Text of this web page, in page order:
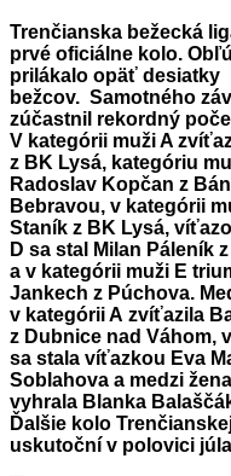
Trenčianska bežecká
prvé oficiálne kolo.
prilákalo opäť desiatky
bežcov. Samotného
zúčastnil rekordný
V kategórii muži A
z BK Lysá, kategóriu
Radoslav Kopčan z
Bebravou, v kategórii
Staník z BK Lysá,
D sa stal Milan Páleník
a v kategórii muži E
Jankech z Púchova.
v kategórii A zvíťazila
z Dubnice nad Váhom,
sa stala víťazkou Eva
Soblahova a medzi
vyhrala Blanka
Ďalšie kolo
uskutoční v polovici